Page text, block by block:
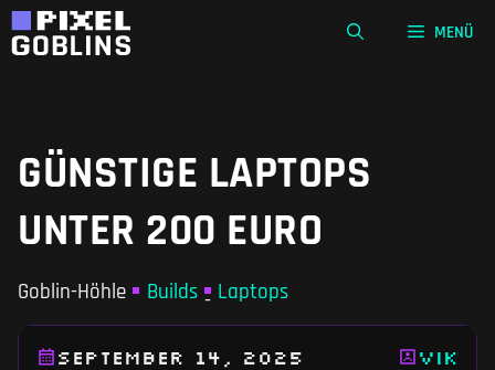
Zum
Inhalt
MENÜ
GÜNSTIGE LAPTOPS
UNTER 200 EURO
Goblin-Höhle Builds - Laptops
September 14, 2025
Vik